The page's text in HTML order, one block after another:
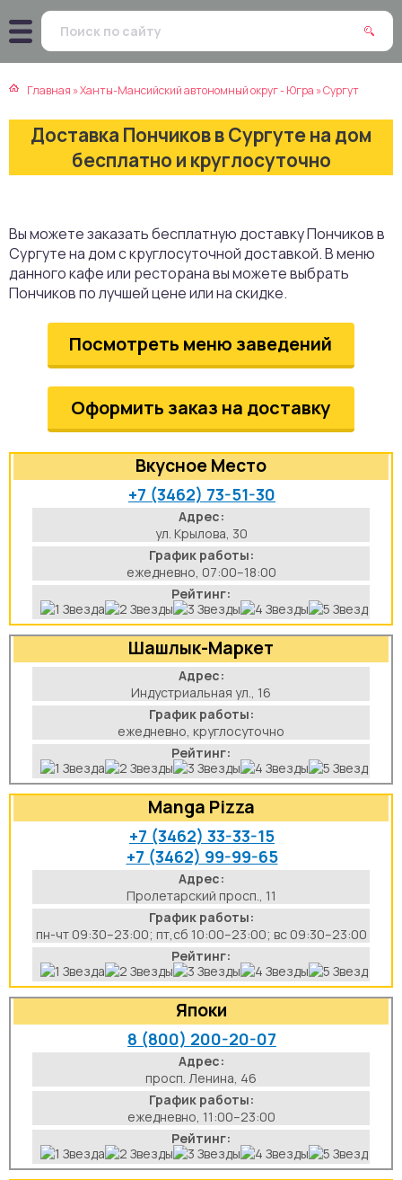
Главная »Ханты-Мансийский автономный округ - Югра »Сургут
Доставка Пончиков в Сургуте на дом
бесплатно и круглосуточно
Вы можете заказать бесплатную доставку Пончиков в
Сургуте на дом с круглосуточной доставкой. В меню
данного кафе или ресторана вы можете выбрать
Пончиков по лучшей цене или на скидке.
Посмотреть меню заведений
Оформить заказ на доставку
Вкусное Место
+7 (3462) 73-51-30
Адрес:
ул. Крылова, 30
График работы:
ежедневно, 07:00–18:00
Рейтинг:
Шашлык-Маркет
Адрес:
Индустриальная ул., 16
График работы:
ежедневно, круглосуточно
Рейтинг:
Manga Pizza
+7 (3462) 33-33-15
+7 (3462) 99-99-65
Адрес:
Пролетарский просп., 11
График работы:
пн-чт 09:30–23:00; пт,сб 10:00–23:00; вс 09:30–23:00
Рейтинг:
Япоки
8 (800) 200-20-07
Адрес:
просп. Ленина, 46
График работы:
ежедневно, 11:00–23:00
Рейтинг:
кухня
кухня
кухня